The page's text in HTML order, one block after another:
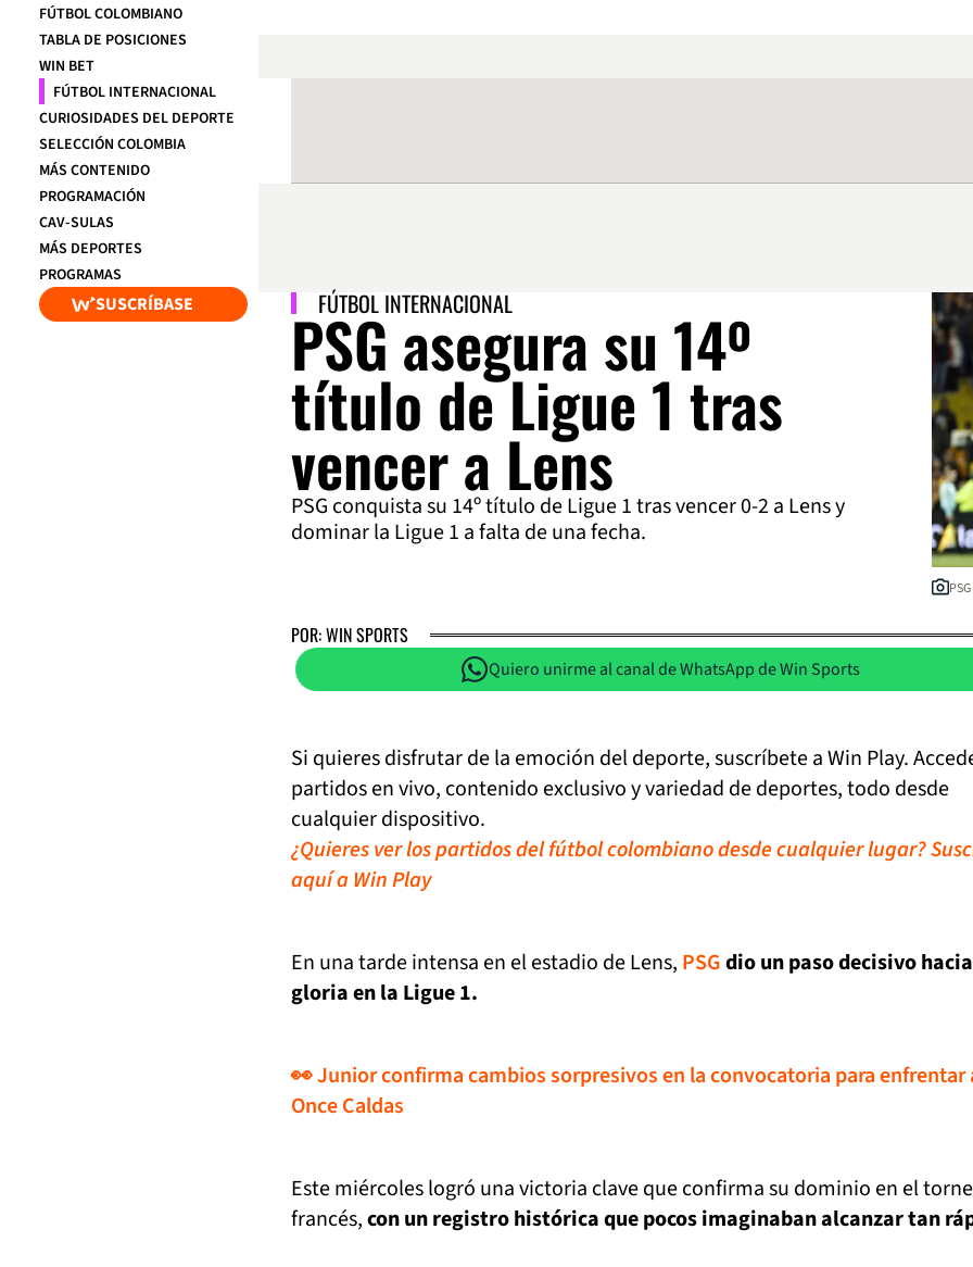
FÚTBOL COLOMBIANO
TABLA DE POSICIONES
WIN BET
FÚTBOL INTERNACIONAL
CURIOSIDADES DEL DEPORTE
SELECCIÓN COLOMBIA
MÁS CONTENIDO
PROGRAMACIÓN
CAV-SULAS
MÁS DEPORTES
PROGRAMAS
SUSCRÍBASE FÚTBOL INTERNACIONAL
PSG asegura su 14º
título de Ligue 1 tras
vencer a Lens
PSG conquista su 14º título de Ligue 1 tras vencer 0-2 a Lens y
dominar la Ligue 1 a falta de una fecha.
POR: WIN SPORTS
Quiero unirme al canal de WhatsApp de Win Sports
Si quieres disfrutar de la emoción del deporte, suscríbete a Win Play.
partidos en vivo, contenido exclusivo y variedad de deportes, todo desde
cualquier dispositivo.
¿Quieres ver los partidos del fútbol colombiano desde cualquier lugar?
aquí a Win Play
En una tarde intensa en el estadio de Lens, PSGdio un paso decisivo
gloria en la Ligue 1.
👀 Junior confirma cambios sorpresivos en la convocatoria para enfrentar
Once Caldas
Este miércoles logró una victoria clave que confirma su dominio en el
francés,con un registro histórica que pocos imaginaban alcanzar tan